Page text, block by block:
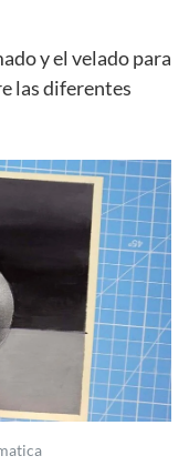
y el velado para
las diferentes